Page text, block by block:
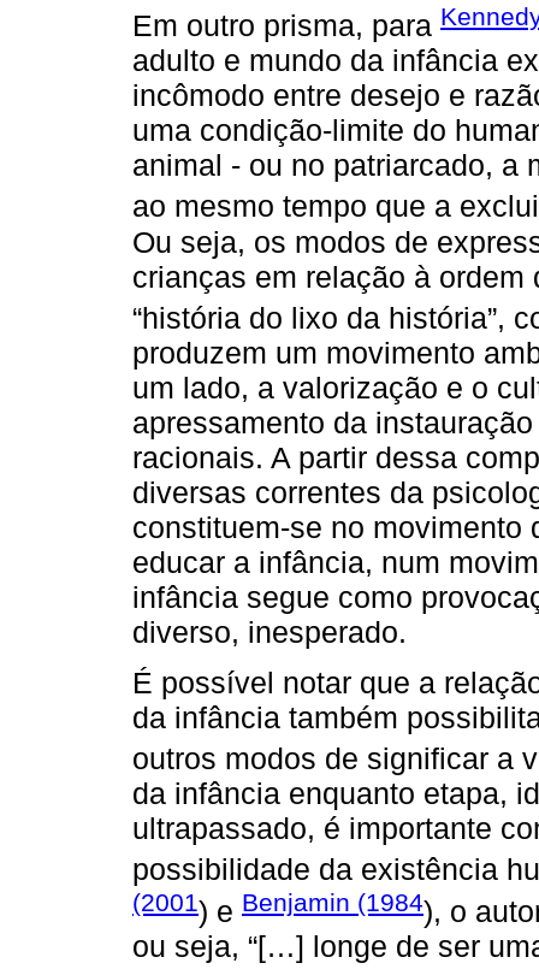
Em outro prisma, para
adulto e mundo da infância
incômodo entre desejo e
uma condição-limite do
animal - ou no patriarcado,
ao mesmo tempo que a
Ou seja, os modos de
crianças em relação à
“história do lixo da história”,
produzem um movimento
um lado, a valorização e o
apressamento da
racionais. A partir dessa
diversas correntes da
constituem-se no movimento
educar a infância, num
infância segue como
diverso, inesperado.
É possível notar que a
da infância também
outros modos de significar a
da infância enquanto etapa,
ultrapassado, é importante
possibilidade da existência
(2001) e Benjamin (1984), o
ou seja, “[…] longe de ser